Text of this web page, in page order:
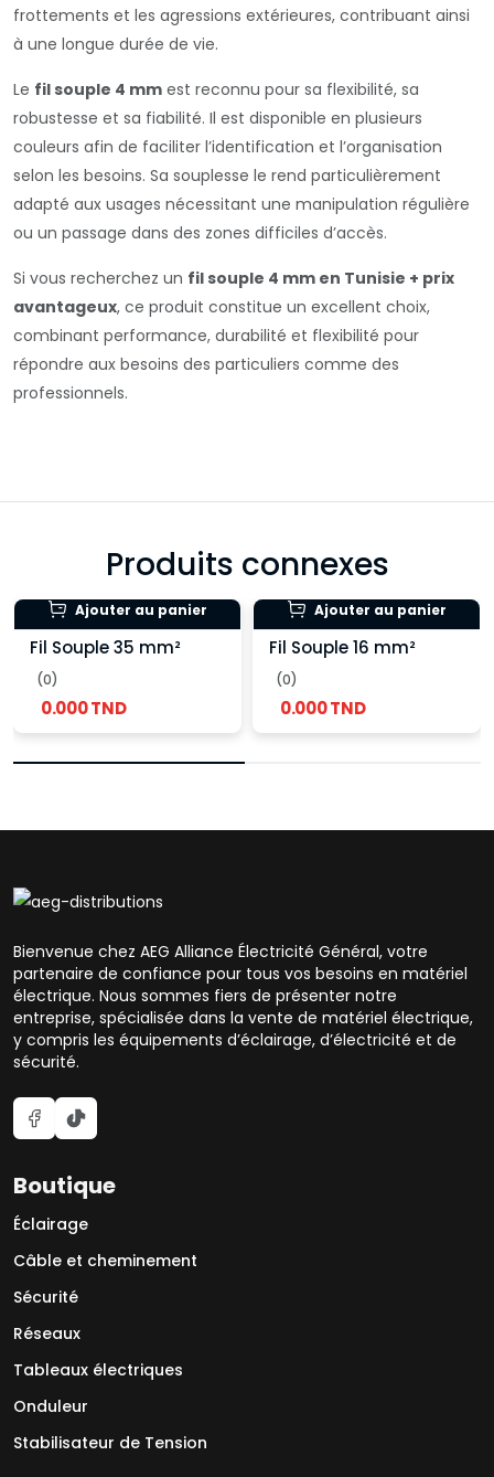
frottements et les agressions extérieures, contribuant ainsi
à une longue durée de vie.
Le fil souple 4 mm est reconnu pour sa flexibilité, sa
robustesse et sa fiabilité. Il est disponible en plusieurs
couleurs afin de faciliter l’identification et l’organisation
selon les besoins. Sa souplesse le rend particulièrement
adapté aux usages nécessitant une manipulation régulière
ou un passage dans des zones difficiles d’accès.
Si vous recherchez un fil souple 4 mm en Tunisie + prix
avantageux, ce produit constitue un excellent choix,
combinant performance, durabilité et flexibilité pour
répondre aux besoins des particuliers comme des
professionnels.
Produits connexes
Ajouter au panier
Fil Souple 35 mm²
(0)
0.000 TND
Ajouter au panier
Fil Souple 16 mm²
(0)
0.000 TND
Bienvenue chez AEG Alliance Électricité Général, votre
partenaire de confiance pour tous vos besoins en matériel
électrique. Nous sommes fiers de présenter notre
entreprise, spécialisée dans la vente de matériel électrique,
y compris les équipements d’éclairage, d’électricité et de
sécurité.
Boutique
Éclairage
Câble et cheminement
Sécurité
Réseaux
Tableaux électriques
Onduleur
Stabilisateur de Tension